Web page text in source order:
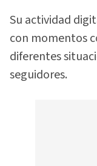
Su actividad
con momentos
diferentes
seguidores.